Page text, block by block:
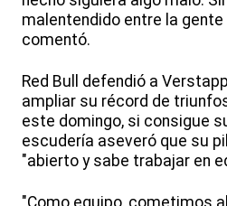
malentendido entre la
comentó.
Red Bull defendió a
ampliar su récord de
este domingo, si consigue
escudería aseveró que su
"abierto y sabe trabajar en
"Como equipo, cometimos